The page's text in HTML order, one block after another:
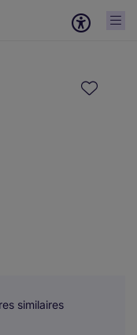
similaires